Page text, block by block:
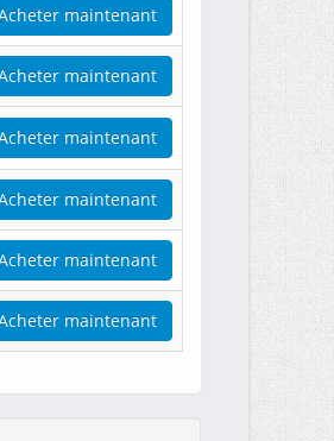
maintenant
maintenant
maintenant
maintenant
maintenant
maintenant